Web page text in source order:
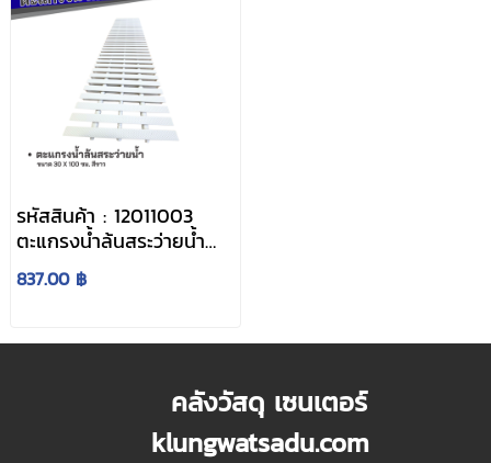
รหัสสินค้า : 12011003
ตะแกรงน้ำล้นสระว่ายน้ำ
ขนาด 30 x 100 ซม. สี
ขาว
837.00 ฿
คลังวัสดุ เซนเตอร์
klungwatsadu.com